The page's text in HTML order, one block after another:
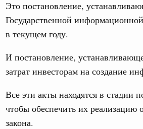
Это постановление,
Государственной
в текущем году.
И постановление,
затрат инвесторам на создание
Все эти акты находятся в стадии
чтобы обеспечить их реализацию
закона.